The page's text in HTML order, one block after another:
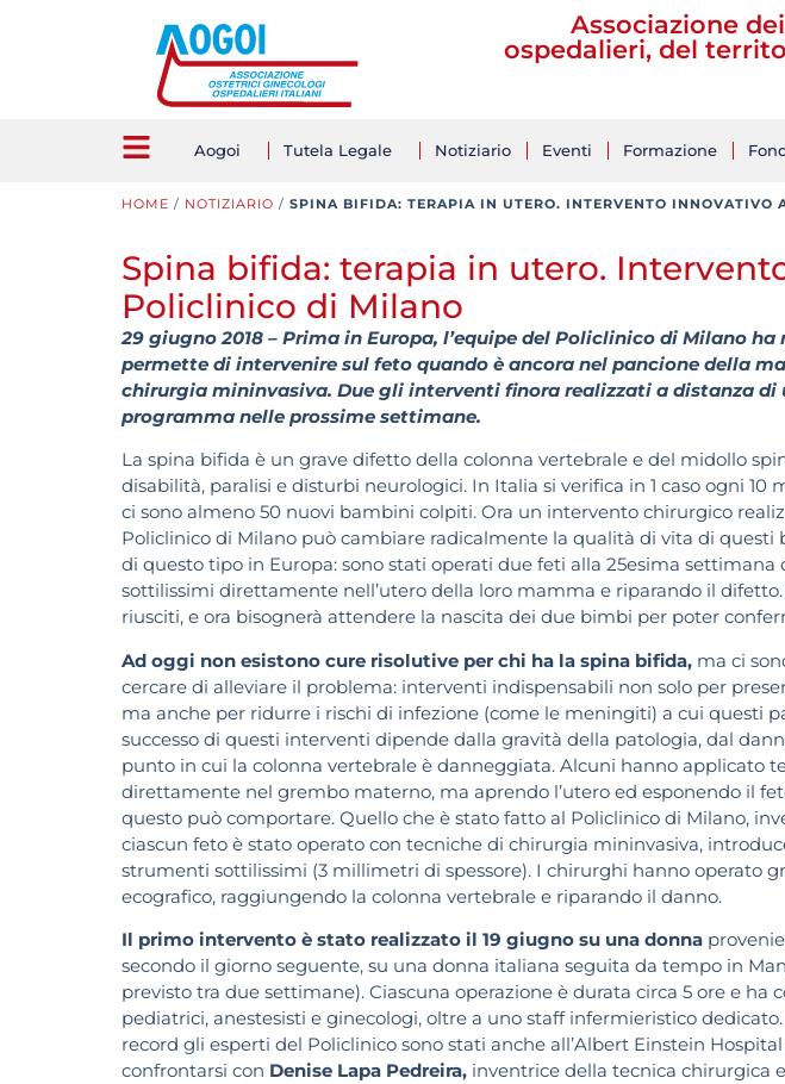
Associazione
ospedalieri, del
Aogoi Tutela Legale Notiziario Eventi Formazione
HOME / NOTIZIARIO / SPINA BIFIDA: TERAPIA IN UTERO. INTERVENTO
Spina bifida: terapia in utero.
Policlinico di Milano
29 giugno 2018 – Prima in Europa, l’equipe del Policlinico di Milano
permette di intervenire sul feto quando è ancora nel pancione della
chirurgia mininvasiva. Due gli interventi finora realizzati a distanza di
programma nelle prossime settimane.
La spina bifida è un grave difetto della colonna vertebrale e del midollo
disabilità, paralisi e disturbi neurologici. In Italia si verifica in 1 caso ogni 10
ci sono almeno 50 nuovi bambini colpiti. Ora un intervento chirurgico
Policlinico di Milano può cambiare radicalmente la qualità di vita di
di questo tipo in Europa: sono stati operati due feti alla 25esima
sottilissimi direttamente nell’utero della loro mamma e riparando il
riusciti, e ora bisognerà attendere la nascita dei due bimbi per poter
Ad oggi non esistono cure risolutive per chi ha la spina bifida, ma ci
cercare di alleviare il problema: interventi indispensabili non solo per
ma anche per ridurre i rischi di infezione (come le meningiti) a cui questi
successo di questi interventi dipende dalla gravità della patologia, dal
punto in cui la colonna vertebrale è danneggiata. Alcuni hanno applicato
direttamente nel grembo materno, ma aprendo l’utero ed esponendo il
questo può comportare. Quello che è stato fatto al Policlinico di Milano,
ciascun feto è stato operato con tecniche di chirurgia mininvasiva,
strumenti sottilissimi (3 millimetri di spessore). I chirurghi hanno operato
ecografico, raggiungendo la colonna vertebrale e riparando il danno.
Il primo intervento è stato realizzato il 19 giugno su una donna
secondo il giorno seguente, su una donna italiana seguita da tempo in
previsto tra due settimane). Ciascuna operazione è durata circa 5 ore e
pediatrici, anestesisti e ginecologi, oltre a uno staff infermieristico
record gli esperti del Policlinico sono stati anche all’Albert Einstein
confrontarsi con Denise Lapa Pedreira, inventrice della tecnica chirurgica